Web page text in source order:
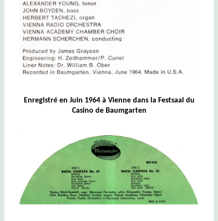
Enregistré en Juin 1964 à Vienne dans la Festsaal du
Casino de Baumgarten